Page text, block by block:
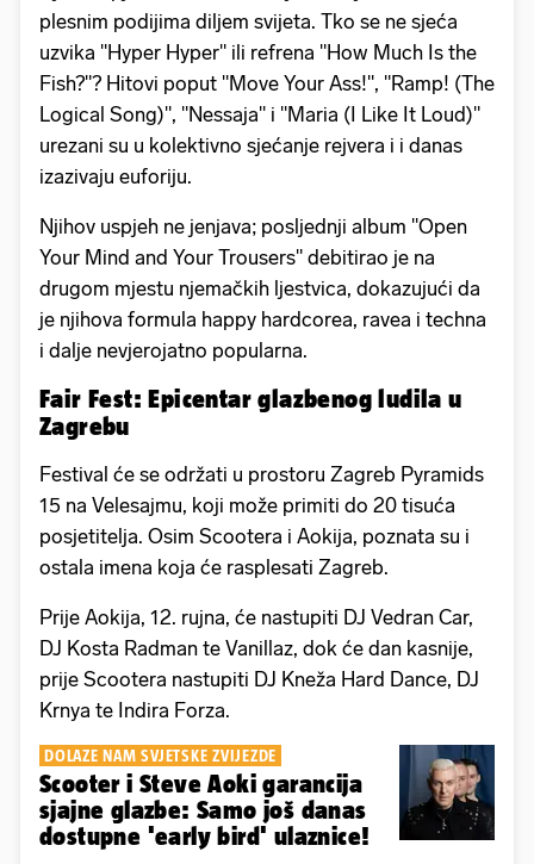
plesnim podijima diljem svijeta. Tko se ne sjeća
uzvika "Hyper Hyper" ili refrena "How Much Is the
Fish?"? Hitovi poput "Move Your Ass!", "Ramp! (The
Logical Song)", "Nessaja" i "Maria (I Like It Loud)"
urezani su u kolektivno sjećanje rejvera i i danas
izazivaju euforiju.
Njihov uspjeh ne jenjava; posljednji album "Open
Your Mind and Your Trousers" debitirao je na
drugom mjestu njemačkih ljestvica, dokazujući da
je njihova formula happy hardcorea, ravea i techna
i dalje nevjerojatno popularna.
Fair Fest: Epicentar glazbenog ludila u
Zagrebu
Festival će se održati u prostoru Zagreb Pyramids
15 na Velesajmu, koji može primiti do 20 tisuća
posjetitelja. Osim Scootera i Aokija, poznata su i
ostala imena koja će rasplesati Zagreb.
Prije Aokija, 12. rujna, će nastupiti DJ Vedran Car,
DJ Kosta Radman te Vanillaz, dok će dan kasnije,
prije Scootera nastupiti DJ Kneža Hard Dance, DJ
Krnya te Indira Forza.
DOLAZE NAM SVJETSKE ZVIJEZDE
Scooter i Steve Aoki garancija
sjajne glazbe: Samo još danas
dostupne 'early bird' ulaznice!